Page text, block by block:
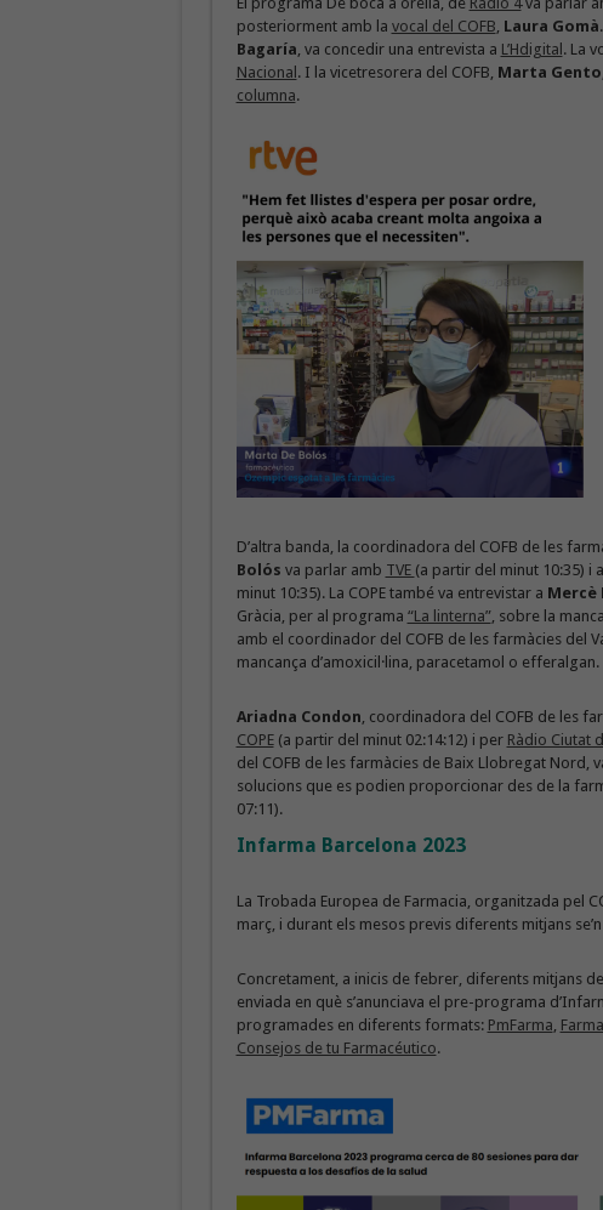
posteriorment amb la vocal del COFB, Laura Gomà
Bagaría, va concedir una entrevista a L’Hdigital . La
Nacional . I la vicetresorera del COFB, Marta Gento
columna.
D’altra banda, la coordinadora del COFB de les
Bolós va parlar amb TVE (a partir del minut 10:35) i
minut 10:35). La COPE també va entrevistar a Mercè
Gràcia, per al programa “La linterna”, sobre la
amb el coordinador del COFB de les farmàcies del
mancança d’amoxicil·lina, paracetamol o efferalgan.
Ariadna Condon, coordinadora del COFB de les
COPE(a partir del minut 02:14:12) i per Ràdio Ciutat
del COFB de les farmàcies de Baix Llobregat Nord,
solucions que es podien proporcionar des de la
07:11).
Infarma Barcelona 2023
La Trobada Europea de Farmacia, organitzada pel
març, i durant els mesos previs diferents mitjans
Concretament, a inicis de febrer, diferents mitjans
enviada en què s’anunciava el pre-programa
programades en diferents formats: PmFarma,
Consejos de tu Farmacéutico.